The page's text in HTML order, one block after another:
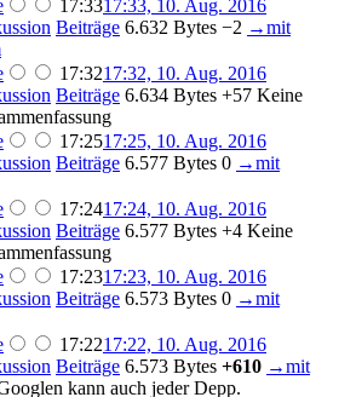
17:3317:33, 10. Aug. 2016
Beiträge 6.632 Bytes −2 →mit
17:3217:32, 10. Aug. 2016
Beiträge 6.634 Bytes +57 Keine
17:2517:25, 10. Aug. 2016
Beiträge 6.577 Bytes 0 →mit
17:2417:24, 10. Aug. 2016
Beiträge 6.577 Bytes +4 Keine
17:2317:23, 10. Aug. 2016
Beiträge 6.573 Bytes 0 →mit
17:2217:22, 10. Aug. 2016
Beiträge 6.573 Bytes +610 →mit
kann auch jeder Depp.